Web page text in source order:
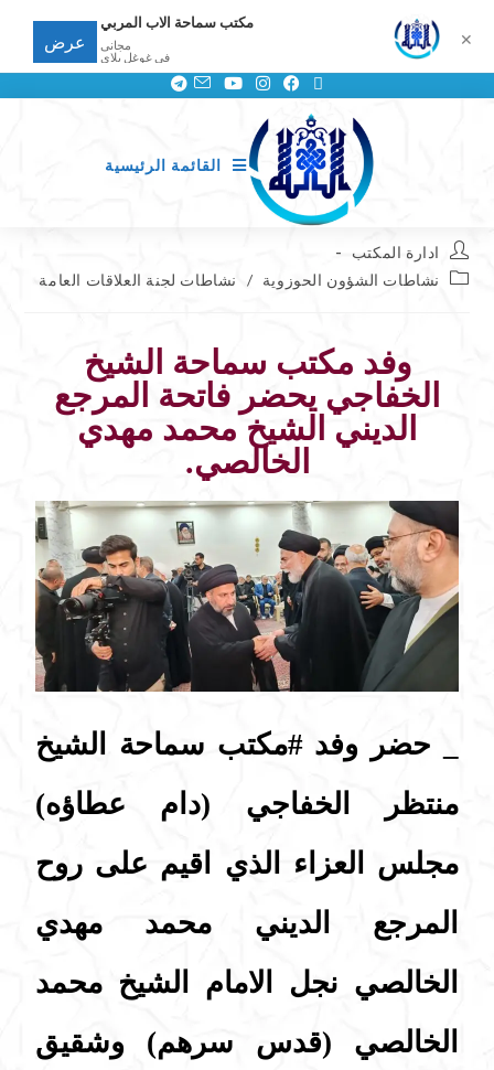
القائمة الرئيسية
ادارة المكتب
نشاطات الشؤون الحوزوية / نشاطات لجنة العلاقات العامة
وفد مكتب سماحة الشيخ
الخفاجي يحضر فاتحة المرجع
الديني الشيخ محمد مهدي
الخالصي.
_ حضر وفد#مكتب سماحة
الشيخ
منتظر الخفاجي (دام عطاؤه)
مجلس العزاء الذي اقيم على روح
المرجع الديني محمد مهدي
الخالصي نجل الامام الشيخ محمد
الخالصي (قدس سرهم) وشقيق
✕
مكتب سماحة الاب المربي
مجانى
في غوغل بلاي
عرض